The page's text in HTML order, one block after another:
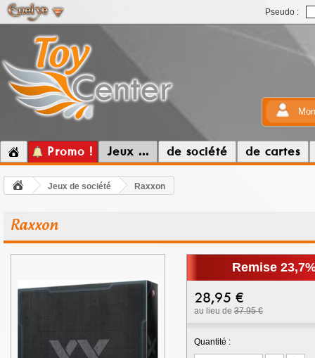
Pseudo :
Promo ! Jeux ... de société de cartes
Jeux de société Raxxon
Raxxon
Remise
28,95 €
au lieu de 37.95 €
Quantité :